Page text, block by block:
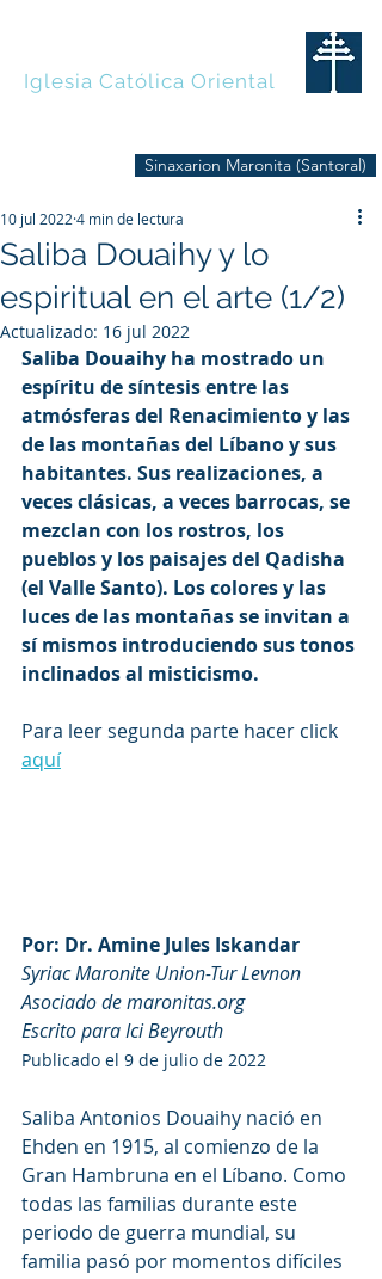
Iglesia Católica Oriental
Sinaxarion Maronita (Santoral)
Saliba Douaihy y lo
espiritual en el arte (1/2)
10 jul 2022 4 min de lectura
Actualizado: 16 jul 2022
Saliba Douaihy ha mostrado un
espíritu de síntesis entre las
atmósferas del Renacimiento y las
de las montañas del Líbano y sus
habitantes. Sus realizaciones, a
veces clásicas, a veces barrocas, se
mezclan con los rostros, los
pueblos y los paisajes del Qadisha
(el Valle Santo). Los colores y las
luces de las montañas se invitan a
sí mismos introduciendo sus tonos
inclinados al misticismo.
Para leer segunda parte hacer click
aquí
Por: Dr. Amine Jules Iskandar
Syriac Maronite Union-Tur Levnon
Asociado de maronitas.org
Escrito para Ici Beyrouth
Publicado el 9 de julio de 2022
Saliba Antonios Douaihy nació en
Ehden en 1915, al comienzo de la
Gran Hambruna en el Líbano. Como
todas las familias durante este
periodo de guerra mundial, su
familia pasó por momentos difíciles